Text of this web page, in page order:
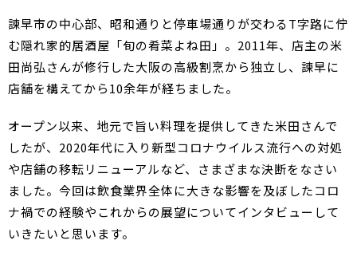
諫早市の中心部、昭和通りと停車場通りが交わるT字路に佇
む隠れ家的居酒屋「旬の肴菜よね田」。2011年、店主の米
田尚弘さんが修行した大阪の高級割烹から独立し、諫早に
店舗を構えてから10余年が経ちました。
オープン以来、地元で旨い料理を提供してきた米田さんで
したが、2020年代に入り新型コロナウイルス流行への対処
や店舗の移転リニューアルなど、さまざまな決断をなさい
ました。今回は飲食業界全体に大きな影響を及ぼしたコロ
ナ禍での経験やこれからの展望についてインタビューして
いきたいと思います。